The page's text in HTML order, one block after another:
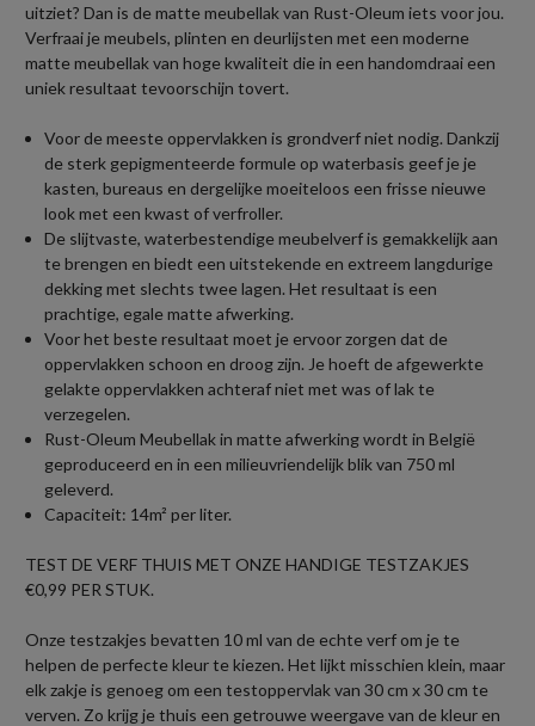
uitziet? Dan is de matte meubellak van Rust-Oleum iets voor jou.
Verfraai je meubels, plinten en deurlijsten met een moderne
matte meubellak van hoge kwaliteit die in een handomdraai een
uniek resultaat tevoorschijn tovert.
Voor de meeste oppervlakken is grondverf niet nodig. Dankzij
de sterk gepigmenteerde formule op waterbasis geef je je
kasten, bureaus en dergelijke moeiteloos een frisse nieuwe
look met een kwast of verfroller.
De slijtvaste, waterbestendige meubelverf is gemakkelijk aan
te brengen en biedt een uitstekende en extreem langdurige
dekking met slechts twee lagen. Het resultaat is een
prachtige, egale matte afwerking.
Voor het beste resultaat moet je ervoor zorgen dat de
oppervlakken schoon en droog zijn. Je hoeft de afgewerkte
gelakte oppervlakken achteraf niet met was of lak te
verzegelen.
Rust-Oleum Meubellak in matte afwerking wordt in België
geproduceerd en in een milieuvriendelijk blik van 750 ml
geleverd.
Capaciteit: 14m² per liter.
TEST DE VERF THUIS MET ONZE HANDIGE TESTZAKJES
€0,99 PER STUK.
Onze testzakjes bevatten 10 ml van de echte verf om je te
helpen de perfecte kleur te kiezen. Het lijkt misschien klein, maar
elk zakje is genoeg om een testoppervlak van 30 cm x 30 cm te
verven. Zo krijg je thuis een getrouwe weergave van de kleur en